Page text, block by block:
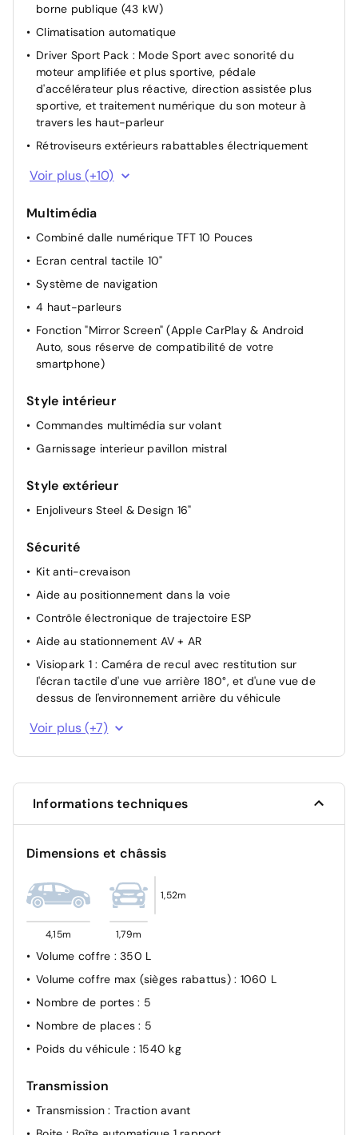
borne publique (43 kW)
Climatisation automatique
Driver Sport Pack : Mode Sport avec sonorité du
moteur amplifiée et plus sportive, pédale
d'accélérateur plus réactive, direction assistée plus
sportive, et traitement numérique du son moteur à
travers les haut-parleur
Rétroviseurs extérieurs rabattables électriquement
Rétroviseurs extérieurs chauffants électriques
Acces AV + coffre+ Demarrage sans contact
Siège conducteur avec réglage manuel en hauteur
Siège passager à réglage mécanique
Lève-vitres AR électriques
Projecteurs réglables manuellement
Allumage automatique des feux de croisement +
Commutation automatique des feux de route / feux de
croisement
Retroviseur interieur jour-nuit
Voir plus (+10)
Multimédia
Combiné dalle numérique TFT 10 Pouces
Ecran central tactile 10"
Système de navigation
4 haut-parleurs
Fonction "Mirror Screen" (Apple CarPlay & Android
Auto, sous réserve de compatibilité de votre
smartphone)
Style intérieur
Commandes multimédia sur volant
Garnissage interieur pavillon mistral
Style extérieur
Enjoliveurs Steel & Design 16"
Sécurité
Kit anti-crevaison
Aide au positionnement dans la voie
Contrôle électronique de trajectoire ESP
Aide au stationnement AV + AR
Visiopark 1 : Caméra de recul avec restitution sur
l'écran tactile d'une vue arrière 180°, et d'une vue de
dessus de l'environnement arrière du véhicule
Sécurité enfant à l'arrière manuel
Essuie-vitre avant avec capteur de pluie
Système de surveillance d'angles morts
Voir plus (+7)
Informations techniques
Dimensions et châssis
4,15m 1,79m
1,52m
Volume coffre : 350 L
Volume coffre max (sièges rabattus) : 1060 L
Nombre de portes: 5
Nombre de places: 5
Poids du véhicule : 1540 kg
Transmission
Transmission: Traction avant